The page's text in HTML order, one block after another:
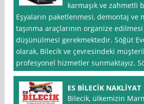
karmaşık ve zahmetli
Eşyaların paketlenmesi, demontaj ve
taşınma araçlarının organize
düşünülmesi gerekmektedir. Söğüt
olarak, Bilecik ve çevresindeki
profesyonel hizmetler sunmaktayız.
ES BİLECİK NAKLİYAT
Bilecik, ülkemizin